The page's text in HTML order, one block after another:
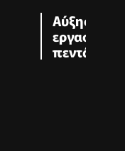
Αύξηση
εργασιών
πεντάμηνο